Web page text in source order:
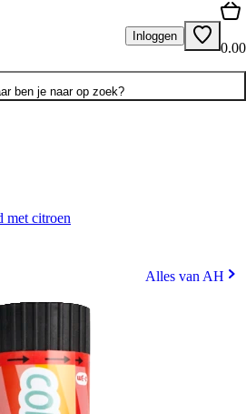
Inloggen
0.00
ben je naar op zoek?
met citroen
Alles van AH